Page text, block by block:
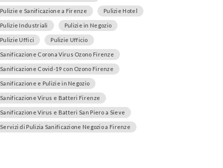
Pulizie e Sanificazione a Firenze Pulizie Hotel
Pulizie Industriali Pulizie in Negozio
Pulizie Uffici Pulizie Ufficio
Sanificazione Corona Virus Ozono Firenze
Sanificazione Covid-19 con Ozono Firenze
Sanificazione e Pulizie in Negozio
Sanificazione Virus e Batteri Firenze
Sanificazione Virus e Batteri San Piero a Sieve
Servizi di Pulizia Sanificazione Negozio a Firenze